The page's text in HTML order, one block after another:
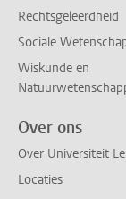
Rechtsgeleerdheid
Sociale
Wiskunde en
Over ons
Over Universiteit
Locaties